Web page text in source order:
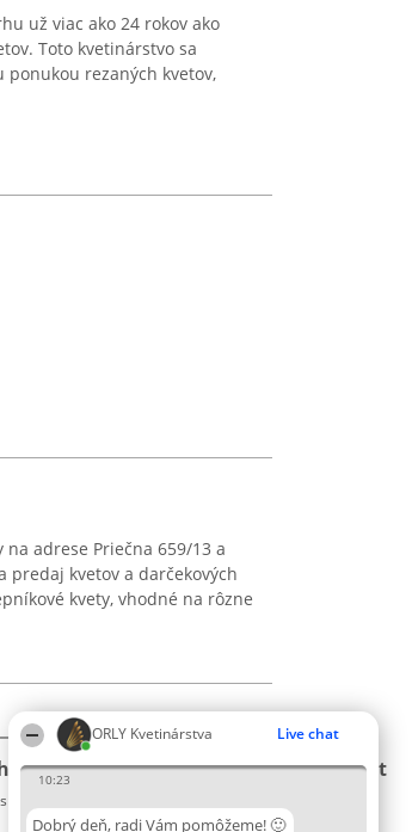
ORLY Kvetinárstva Live chat
10:23
Dobrý deň, radi Vám pomôžeme! 🙂
už viac ako 24 rokov ako
Toto kvetinárstvo sa
rezaných kvetov,
adrese Priečna 659/13 a
predaj kvetov a darčekových
kvety, vhodné na rôzne
z o. o. sp. k.
ul. Ruska 22
Hodnotenie
Lista
Kontakt